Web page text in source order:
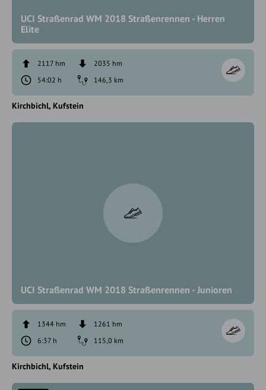
UCI Straßenrad WM 2018 Straßenrennen - Herren
Elite
2117 hm
2035 hm
54:02 h
146,3 km
Kirchbichl Kufstein
UCI Straßenrad WM 2018 Straßenrennen - Junioren
1344 hm
1261 hm
6:37 h
115,0 km
Kirchbichl Kufstein